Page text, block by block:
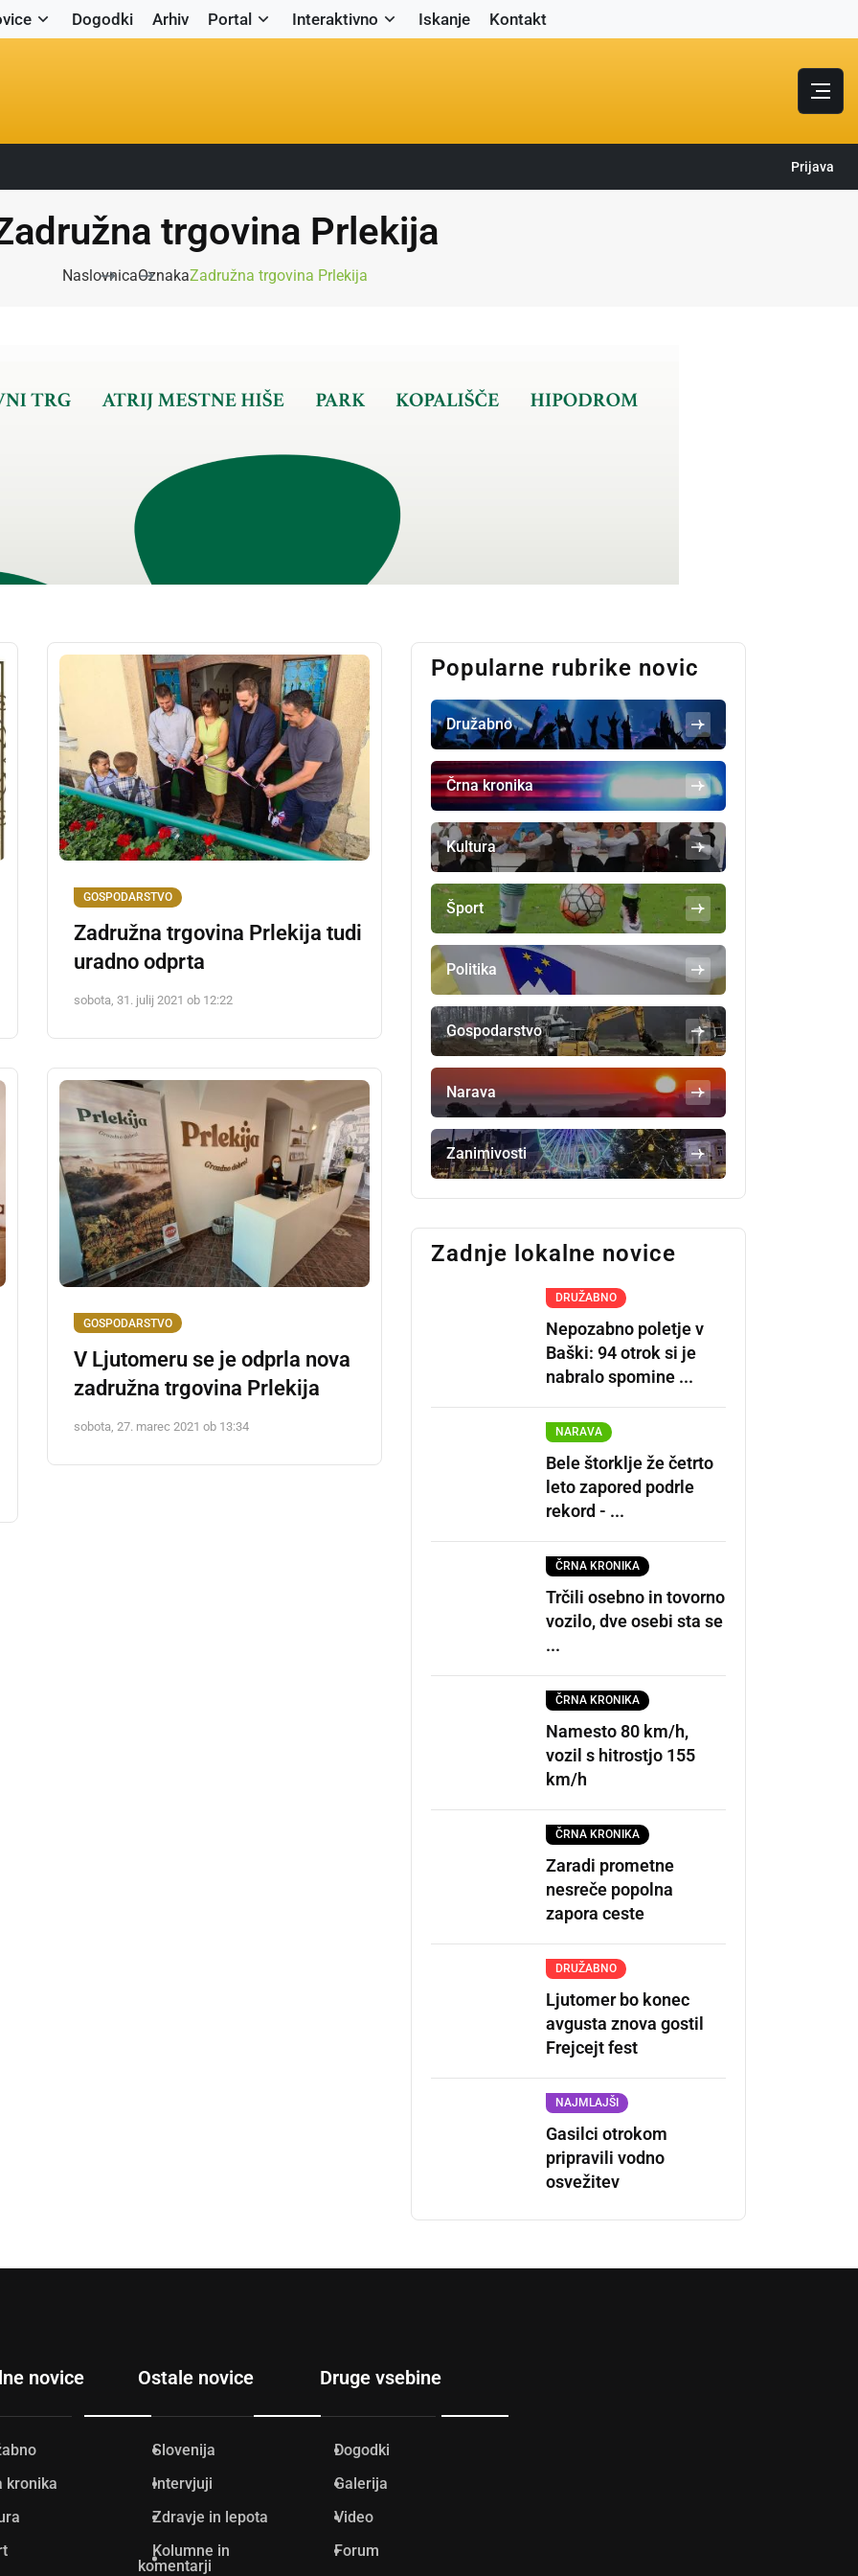
Dogodki Arhiv Portal Interaktivno Iskanje Kontakt
Prijava
trgovina Prlekija
NaslovnicaOznakaZadružna trgovina Prlekija
GOSPODARSTVO
Zadružna trgovina Prlekija tudi
uradno odprta
sobota, 31. julij 2021 ob 12:22
GOSPODARSTVO
V Ljutomeru se je odprla nova
zadružna trgovina Prlekija
sobota, 27. marec 2021 ob 13:34
Popularne rubrike novic
Družabno
Črna kronika
Kultura
Šport
Politika
Gospodarstvo
Narava
Zanimivosti
Zadnje lokalne novice
DRUŽABNO
Nepozabno poletje v
Baški: 94 otrok si je
nabralo spomine ...
NARAVA
Bele štorklje že četrto
leto zapored podrle
rekord - ...
ČRNA KRONIKA
Trčili osebno in tovorno
vozilo, dve osebi sta se
...
ČRNA KRONIKA
Namesto 80 km/h,
vozil s hitrostjo 155
km/h
ČRNA KRONIKA
Zaradi prometne
nesreče popolna
zapora ceste
DRUŽABNO
Ljutomer bo konec
avgusta znova gostil
Frejcejt fest
NAJMLAJŠI
Gasilci otrokom
pripravili vodno
osvežitev
novice
kronika
Ostale novice
Slovenija
Intervjuji
Zdravje in lepota
Kolumne in
komentarji
Druge vsebine
Dogodki
Galerija
Video
Forum